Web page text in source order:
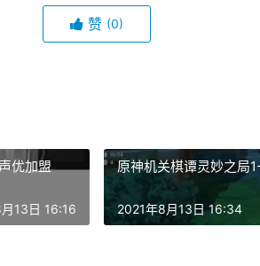
赞 (0)
优加盟
13日 16:16
原神机关棋谭灵妙之局
2021年8月13日 16:34